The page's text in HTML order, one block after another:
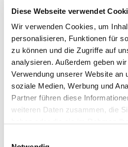
Diese Webseite verwendet
Wir verwenden Cookies, um
personalisieren, Funktionen für
zu können und die Zugriffe auf
analysieren. Außerdem geben
Verwendung unserer Website an
soziale Medien, Werbung und
Partner führen diese
weiteren Daten zusammen, die
Stabdübel 16x200 WE-VZ
STD16200
VPE 25 St.
Technische Daten